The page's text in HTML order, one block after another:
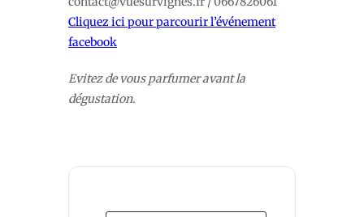
Cliquez ici pour parcourir l’événement
facebook
Evitez de vous parfumer avant la
dégustation.